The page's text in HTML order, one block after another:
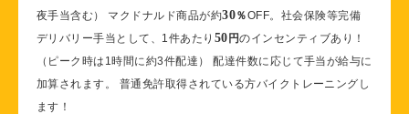
夜手当含む） マクドナルド商品が約30％OFF。社会保険等完備
デリバリー手当として、1件あたり 50円のインセンティブあり！
（ピーク時は1時間に約3件配達） 配達件数に応じて手当が給与に
加算されます。 普通免許取得されている方バイクトレーニングし
ます！